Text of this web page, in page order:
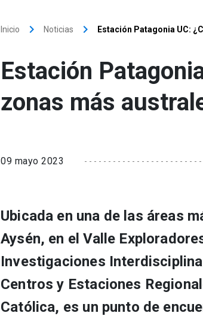
Inicio keyboard_arrow_right Noticias keyboard_arrow_right Estación Patagonia UC:
Estación
zonas más
09 mayo 2023
Ubicada en una de las áreas
Aysén, en el Valle
Investigaciones
Centros y Estaciones
Católica, es un punto de